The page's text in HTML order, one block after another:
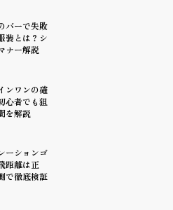
バーで失敗
装とは？シ
ナー解説
ンワンの確
心者でも狙
を解説
ーションゴ
距離は正
で徹底検証